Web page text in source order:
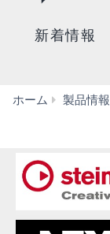
新着情報
ホーム 製品情報